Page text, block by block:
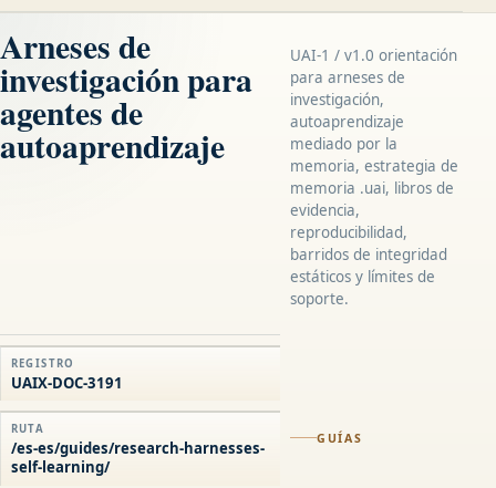
GUÍAS
Arneses de
investigación para
agentes de
autoaprendizaje
UAI-1 / v1.0 orientación
para arneses de
investigación,
autoaprendizaje
mediado por la
memoria, estrategia de
memoria .uai, libros de
evidencia,
reproducibilidad,
barridos de integridad
estáticos y límites de
soporte.
REGISTRO
UAIX-DOC-3191
RUTA
/es-es/guides/research-harnesses-
self-learning/